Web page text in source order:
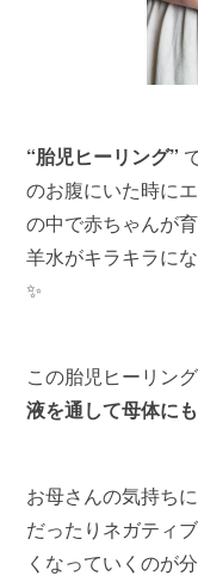
“胎児ヒーリング”
のお腹にいた時に
の中で赤ちゃんが
羊水がキラキラに
✨
この胎児ヒーリン
液を通して母体に
お母さんの気持ち
だったりネガティ
くなっていくのが